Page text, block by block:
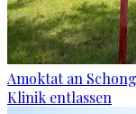
Amoktat an
Klinik entlassen